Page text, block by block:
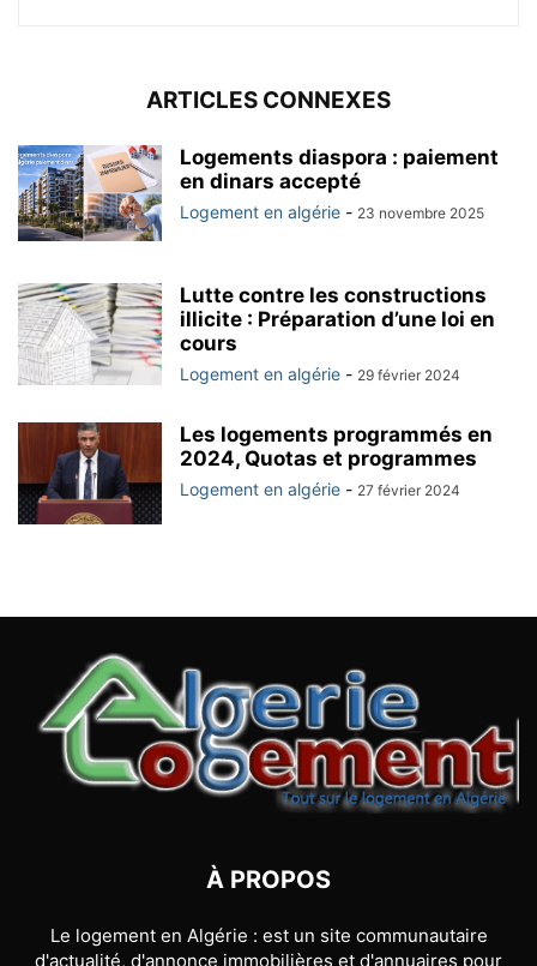
ARTICLES CONNEXES
Logements diaspora : paiement
en dinars accepté
Logement en algérie - 23 novembre 2025
Lutte contre les constructions
illicite : Préparation d’une loi en
cours
Logement en algérie - 29 février 2024
Les logements programmés en
2024, Quotas et programmes
Logement en algérie - 27 février 2024
À PROPOS
Le logement en Algérie : est un site communautaire
d'actualité, d'annonce immobilières et d'annuaires pour